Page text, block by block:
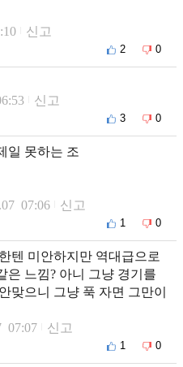
신고
2 0
신고
3 0
일 못하는 조
07:06 신고
1 0
텐 미안하지만 역대급으로
은 느낌? 아니 그냥 경기를
맞으니 그냥 푹 자면 그만이
07:07 신고
1 0